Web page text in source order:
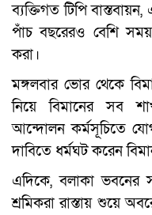
ব্যক্তিগত টিপি
পাঁচ বছরেরও বেশি সময়
করা।
মঙ্গলবার ভোর থেকে
নিয়ে বিমানের সব
আন্দোলন কর্মসূচিতে
দাবিতে ধর্মঘট করেন
এদিকে, বলাকা ভবনের
শ্রমিকরা রাস্তায় শুয়ে